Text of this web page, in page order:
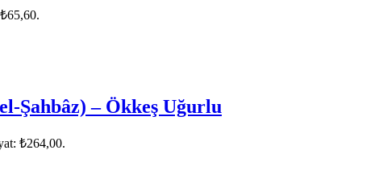
Şahbâz) – Ökkeş Uğurlu
₺264,00.